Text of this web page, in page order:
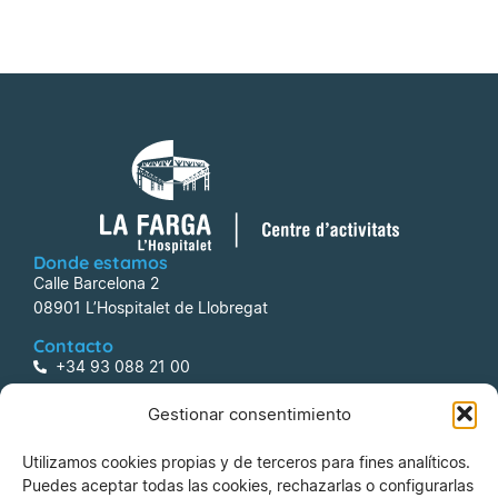
Gestionar consentimiento
Utilizamos cookies propias y de terceros para fines analíticos.
Puedes aceptar todas las cookies, rechazarlas o configurarlas
Donde estamos
Calle Barcelona 2
08901 L’Hospitalet de Llobregat
Contacto
+34 93 088 21 00
centreactivitats@lafarga.com
Información
Aviso legal